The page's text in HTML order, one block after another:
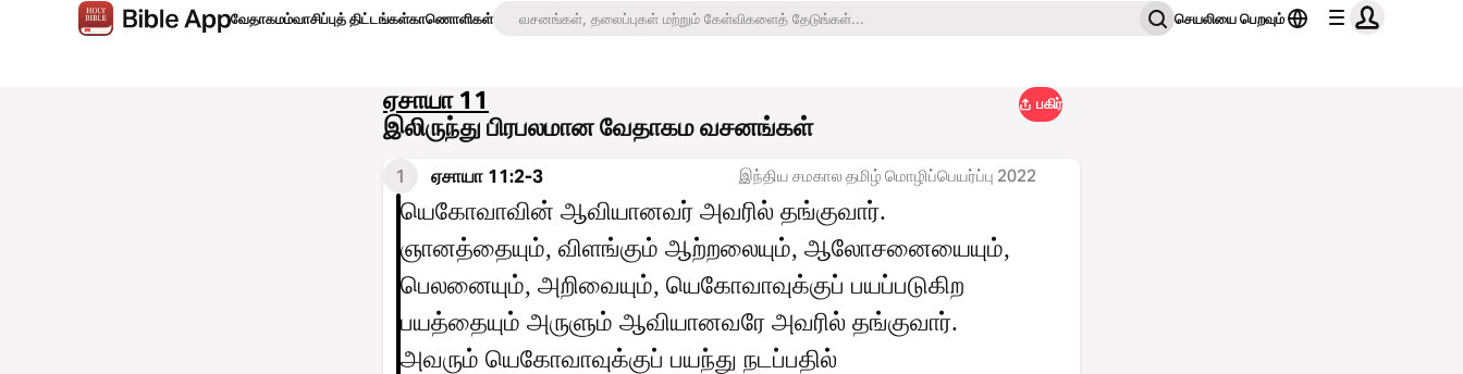
வேதாகமம்வாசிப்புத் திட்டங்கள்காணொளிகள் செயலியை பெறவும்
ஏசாயா 11
இலிருந்து பிரபலமான வேதாகம வசனங்கள்
பகிர்
1 ஏசாயா 11:2-3 இந்திய சமகால தமிழ் மொழிப்பெயர்ப்பு 2022
யெகோவாவின் ஆவியானவர் அவரில் தங்குவார்.
ஞானத்தையும், விளங்கும் ஆற்றலையும், ஆலோசனையையும்,
பெலனையும், அறிவையும், யெகோவாவுக்குப் பயப்படுகிற
பயத்தையும் அருளும் ஆவியானவரே அவரில் தங்குவார்.
அவரும் யெகோவாவுக்குப் பயந்து நடப்பதில்